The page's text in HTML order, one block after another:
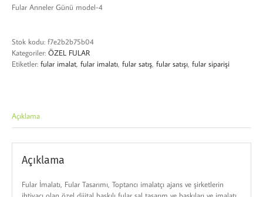
Fular Anneler Günü model-4
Stok kodu: f7e2b2b75b04
Kategoriler: ÖZEL FULAR
Etiketler: fular imalat fular imalatı fular satış fular satışı fular siparişi
Açıklama
Açıklama
Fular İmalatı, Fular Tasarımı, Toptancı imalatçı ajans ve şirketlerin